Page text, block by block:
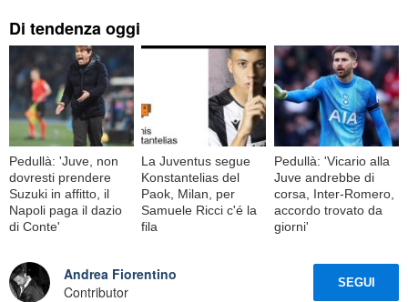
Di tendenza oggi
Pedullà: 'Juve, non
dovresti prendere
Suzuki in affitto, il
Napoli paga il dazio
di Conte'
La Juventus segue
Konstantelias del
Paok, Milan, per
Samuele Ricci c'é la
fila
Pedullà: 'Vicario alla
Juve andrebbe di
corsa, Inter-Romero,
accordo trovato da
giorni'
Andrea Fiorentino
Contributor
SEGUI